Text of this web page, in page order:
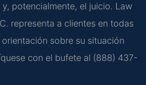
potencialmente, el juicio. Law
representa a clientes en todas
sobre su situación
con el bufete al (888) 437-